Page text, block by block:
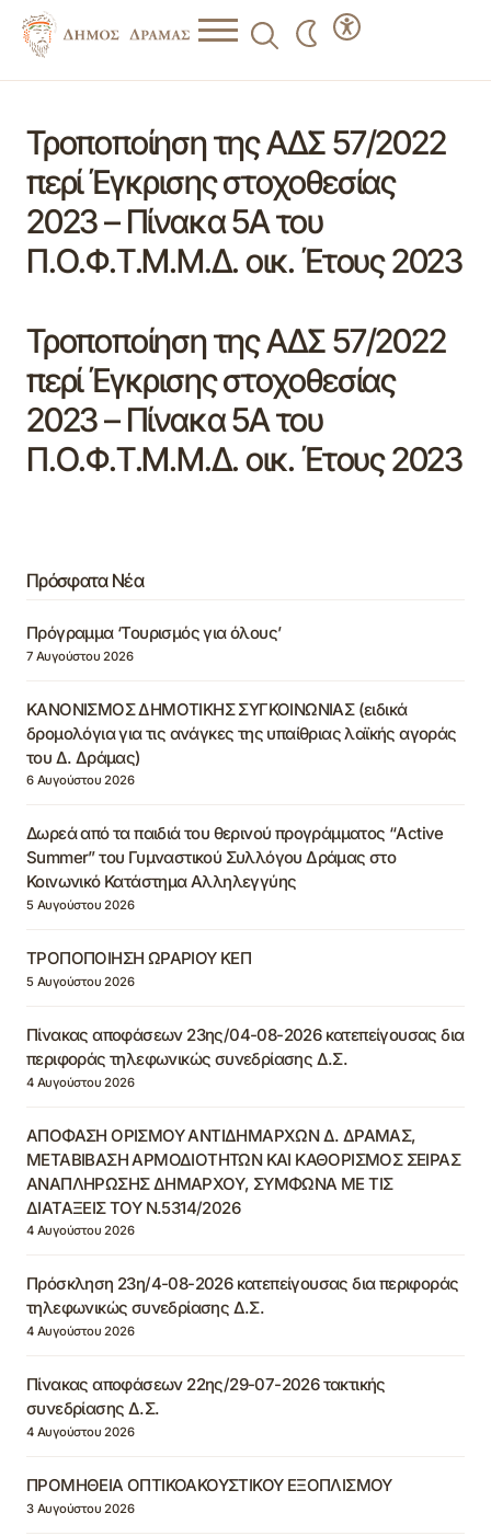
Τροποποίηση της ΑΔΣ 57/2022
περί Έγκρισης στοχοθεσίας
2023 – Πίνακα 5Α του
Π.Ο.Φ.Τ.Μ.Μ.Δ. οικ. Έτους 2023
Τροποποίηση της ΑΔΣ 57/2022
περί Έγκρισης στοχοθεσίας
2023 – Πίνακα 5Α του
Π.Ο.Φ.Τ.Μ.Μ.Δ. οικ. Έτους 2023
Πρόσφατα Νέα
Πρόγραμμα ‘Τουρισμός για όλους’
7 Αυγούστου 2026
ΚΑΝΟΝΙΣΜΟΣ ΔΗΜΟΤΙΚΗΣ ΣΥΓΚΟΙΝΩΝΙΑΣ (ειδικά
δρομολόγια για τις ανάγκες της υπαίθριας λαϊκής αγοράς
του Δ. Δράμας)
6 Αυγούστου 2026
Δωρεά από τα παιδιά του θερινού προγράμματος “Active
Summer” του Γυμναστικού Συλλόγου Δράμας στο
Κοινωνικό Κατάστημα Αλληλεγγύης
5 Αυγούστου 2026
ΤΡΟΠΟΠΟΙΗΣΗ ΩΡΑΡΙΟΥ ΚΕΠ
5 Αυγούστου 2026
Πίνακας αποφάσεων 23ης/04-08-2026 κατεπείγουσας δια
περιφοράς τηλεφωνικώς συνεδρίασης Δ.Σ.
4 Αυγούστου 2026
ΑΠΟΦΑΣΗ ΟΡΙΣΜΟΥ ΑΝΤΙΔΗΜΑΡΧΩΝ Δ. ΔΡΑΜΑΣ,
ΜΕΤΑΒΙΒΑΣΗ ΑΡΜΟΔΙΟΤΗΤΩΝ ΚΑΙ ΚΑΘΟΡΙΣΜΟΣ ΣΕΙΡΑΣ
ΑΝΑΠΛΗΡΩΣΗΣ ΔΗΜΑΡΧΟΥ, ΣΥΜΦΩΝΑ ΜΕ ΤΙΣ
ΔΙΑΤΑΞΕΙΣ ΤΟΥ Ν.5314/2026
4 Αυγούστου 2026
Πρόσκληση 23η/4-08-2026 κατεπείγουσας δια περιφοράς
τηλεφωνικώς συνεδρίασης Δ.Σ.
4 Αυγούστου 2026
Πίνακας αποφάσεων 22ης/29-07-2026 τακτικής
συνεδρίασης Δ.Σ.
4 Αυγούστου 2026
ΠΡΟΜΗΘΕΙΑ ΟΠΤΙΚΟΑΚΟΥΣΤΙΚΟΥ ΕΞΟΠΛΙΣΜΟΥ
3 Αυγούστου 2026